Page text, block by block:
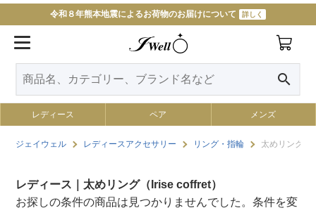
令和８年熊本地震によるお荷物のお届けについて 詳しく
search
レディース ペア メンズ
ジェイウェル レディースアクセサリー リング・指輪 太めリング（
レディース｜太めリング（Irise coffret）
お探しの条件の商品は見つかりませんでした。条件を変